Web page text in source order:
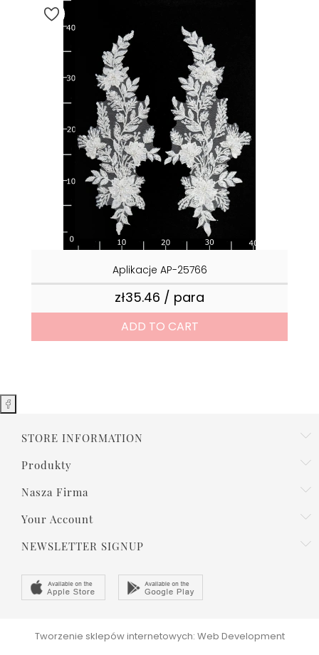
Aplikacje AP-25766
zł35.46 / para
ADD TO CART
STORE INFORMATION
Produkty
Nasza Firma
Your Account
NEWSLETTER SIGNUP
Tworzenie sklepów internetowych: Web Development